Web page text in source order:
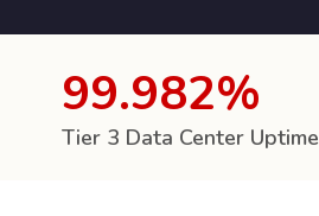
99.982%
Tier 3 Data Center Uptime